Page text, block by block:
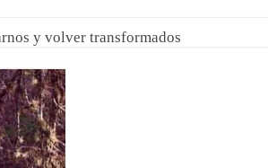
y volver transformados
y un viaje directo al alma